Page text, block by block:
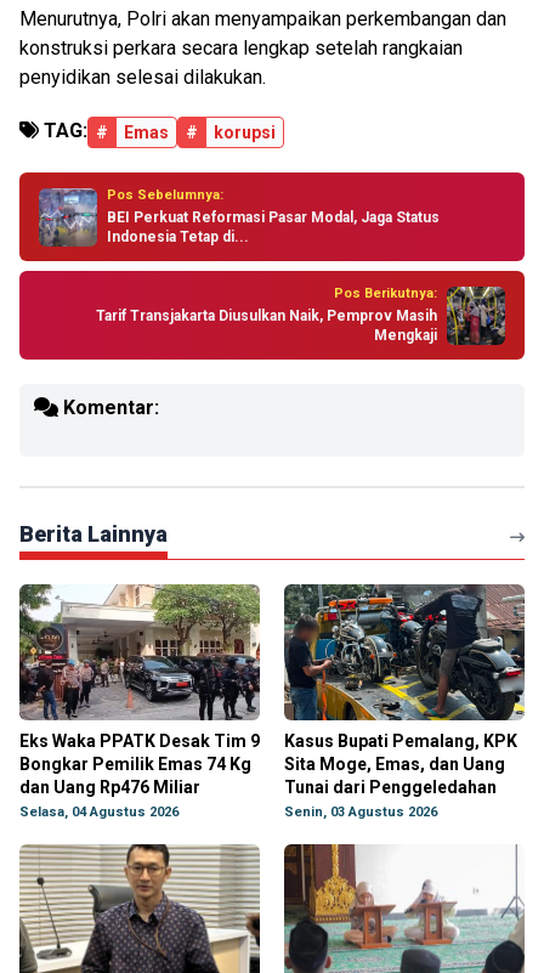
Menurutnya, Polri akan menyampaikan perkembangan dan
konstruksi perkara secara lengkap setelah rangkaian
penyidikan selesai dilakukan.
TAG: # Emas # korupsi
Pos Sebelumnya:
BEI Perkuat Reformasi Pasar Modal, Jaga Status
Indonesia Tetap di...
Pos Berikutnya:
Tarif Transjakarta Diusulkan Naik, Pemprov Masih
Mengkaji
Komentar:
Berita Lainnya
Eks Waka PPATK Desak Tim 9
Bongkar Pemilik Emas 74 Kg
dan Uang Rp476 Miliar
Selasa, 04 Agustus 2026
Kasus Bupati Pemalang, KPK
Sita Moge, Emas, dan Uang
Tunai dari Penggeledahan
Senin, 03 Agustus 2026